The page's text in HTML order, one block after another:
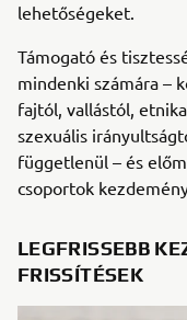
lehetőségeket.
Támogató és
mindenki számára –
fajtól, vallástól,
szexuális
függetlenül – és
csoportok
LEGFRISSEBB
FRISSÍTÉSEK